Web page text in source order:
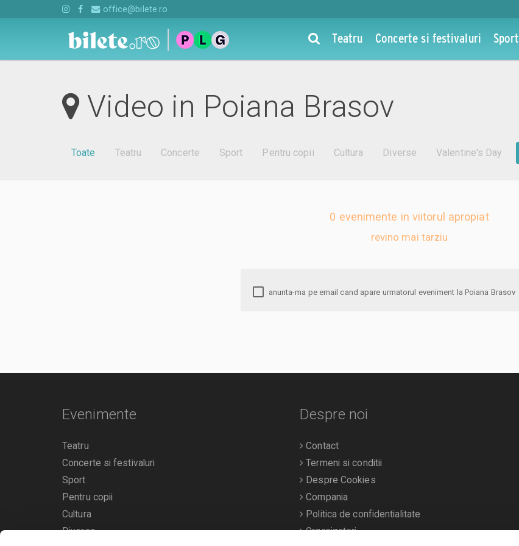
office@bilete.ro
Teatru Concerte si festivaluri Sport
Video in Poiana Brasov
Toate Teatru Concerte Sport Pentru copii Cultura Diverse Valentine's Day
0 evenimente in viitorul apropiat
revino mai tarziu
anunta-ma pe email cand apare urmatorul eveniment la Poiana Brasov
Evenimente
Teatru
Concerte si festivaluri
Sport
Pentru copii
Cultura
Diverse
Despre noi
Contact
Termeni si conditii
Despre Cookies
Compania
Politica de confidentialitate
Organizatori